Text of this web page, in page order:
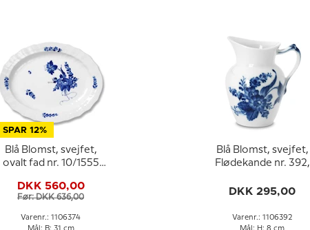
SPAR 12%
Blå Blomst, svejfet,
ovalt fad nr. 10/1555
Copenhagen 31 cm
DKK 560,00
Før: DKK 636,00
Varenr.: 1106374
Mål: B: 31 cm
Blå Blomst, svejfet,
Flødekande nr. 392,
DKK 295,00
Varenr.: 1106392
Mål: H: 8 cm